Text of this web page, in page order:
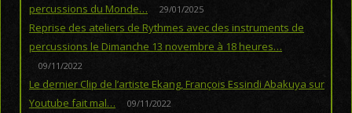
percussions du Monde…
29/01/2025
Reprise des ateliers de Rythmes avec des instruments de
percussions le Dimanche 13 novembre à 18 heures…
09/11/2022
Le dernier Clip de l’artiste Ekang, François Essindi Abakuya sur
Youtube fait mal…
09/11/2022